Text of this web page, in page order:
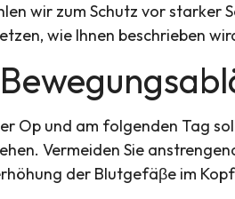
wir zum Schutz vor starker
wie Ihnen beschrieben
Op und am folgenden Tag
Vermeiden Sie
der Blutgefäβe im